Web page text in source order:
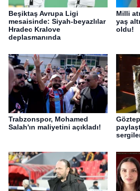
Beşiktaş Avrupa Ligi
mesaisinde: Siyah-beyazlılar
Hradec Kralove
deplasmanında
Milli
yaş
oldu!
Trabzonspor, Mohamed
Salah'ın maliyetini açıkladı!